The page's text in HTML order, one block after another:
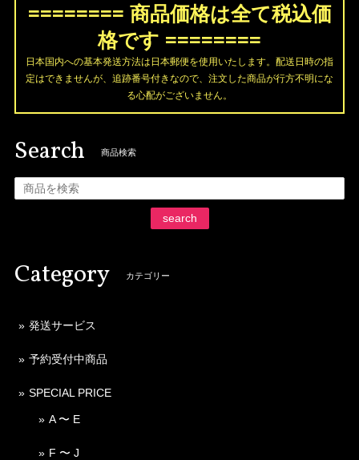
======== 商品価格は全て税込価
格です ========
日本国内への基本発送方法は日本郵便を使用いたします。配送日時の指
定はできませんが、追跡番号付きなので、注文した商品が行方不明にな
る心配がございません。
Search 商品検索
search
Category カテゴリー
発送サービス
予約受付中商品
SPECIAL PRICE
A 〜 E
F 〜 J